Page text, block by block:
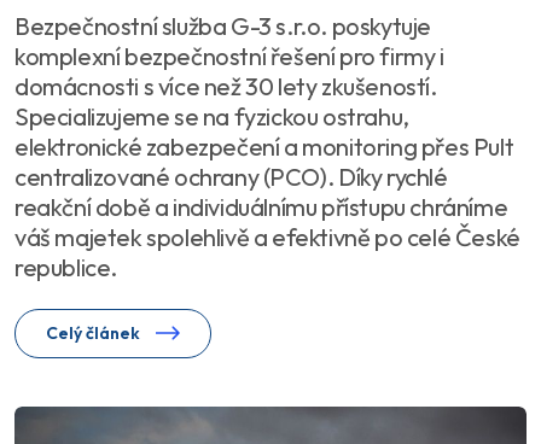
Bezpečnostní služba G-3 s.r.o. poskytuje
komplexní bezpečnostní řešení pro firmy i
domácnosti s více než 30 lety zkušeností.
Specializujeme se na fyzickou ostrahu,
elektronické zabezpečení a monitoring přes Pult
centralizované ochrany (PCO). Díky rychlé
reakční době a individuálnímu přístupu chráníme
váš majetek spolehlivě a efektivně po celé České
republice.
Celý článek